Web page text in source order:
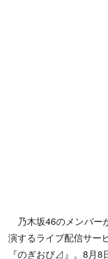
乃木坂46のメンバー
演するライブ配信サー
『のぎおび⊿』。8月8